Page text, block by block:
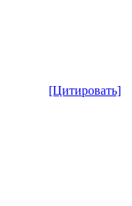
[Цитировать]